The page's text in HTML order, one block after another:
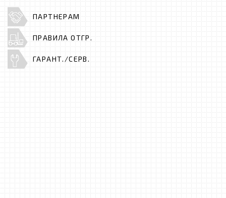
ПАРТНЕРАМ
ПРАВИЛА ОТГР.
ГАРАНТ./СЕРВ.